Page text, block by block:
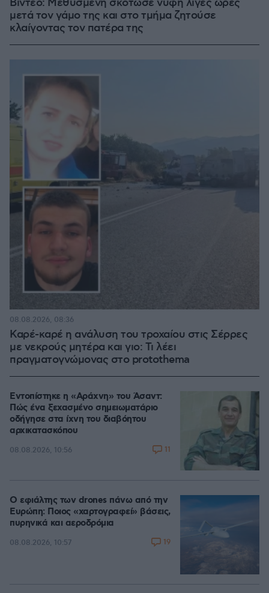
Βίντεο: Μεθυσμένη σκότωσε νύφη λίγες ώρες
μετά τον γάμο της και στο τμήμα ζητούσε
κλαίγοντας τον πατέρα της
Καρέ-καρέ η ανάλυση του τροχαίου στις Σέρρες
με νεκρούς μητέρα και γιο: Τι λέει
πραγματογνώμονας στο protothema
08.08.2026, 08:36
Εντοπίστηκε η «Αράχνη» του Άσαντ:
Πώς ένα ξεχασμένο σημειωματάριο
οδήγησε στα ίχνη του διαβόητου
αρχικατασκόπου
08.08.2026, 10:56 11
Ο εφιάλτης των drones πάνω από την
Ευρώπη: Ποιος «χαρτογραφεί» βάσεις,
πυρηνικά και αεροδρόμια
08.08.2026, 10:57 19